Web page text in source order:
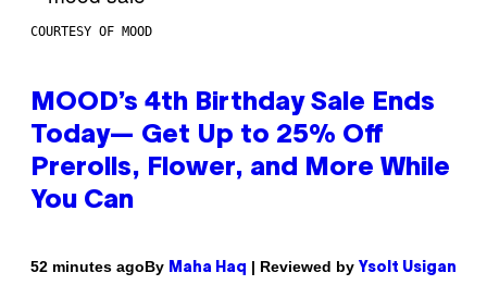
COURTESY OF MOOD
MOOD’s 4th Birthday Sale Ends
Today— Get Up to 25% Off
Prerolls, Flower, and More While
You Can
52 minutes agoBy Maha Haq | Reviewed by Ysolt Usigan